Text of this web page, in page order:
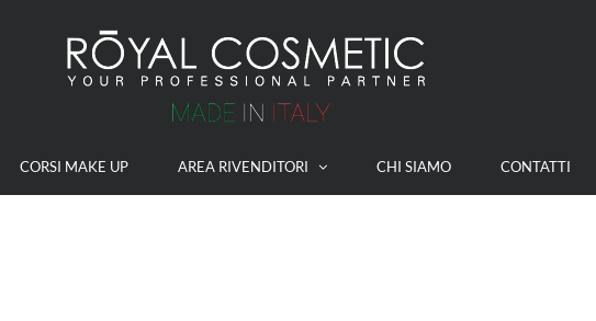
CORSI MAKE UP AREA RIVENDITORI CHI SIAMO CONTATTI